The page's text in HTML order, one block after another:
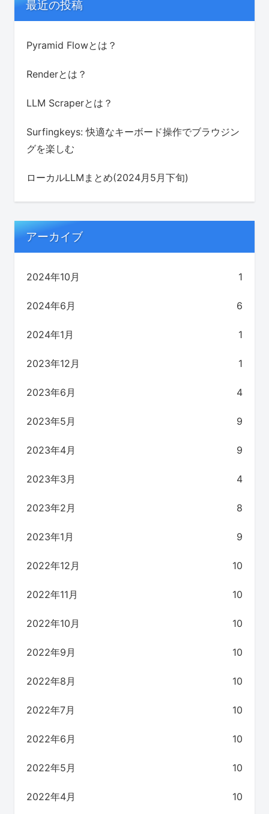
最近の投稿
Pyramid Flowとは？
Renderとは？
LLM Scraperとは？
Surfingkeys: 快適なキーボード操作でブラウジン
グを楽しむ
ローカルLLMまとめ(2024月5月下旬)
アーカイブ
2024年10月 1
2024年6月 6
2024年1月 1
2023年12月 1
2023年6月 4
2023年5月 9
2023年4月 9
2023年3月 4
2023年2月 8
2023年1月 9
2022年12月 10
2022年11月 10
2022年10月 10
2022年9月 10
2022年8月 10
2022年7月 10
2022年6月 10
2022年5月 10
2022年4月 10